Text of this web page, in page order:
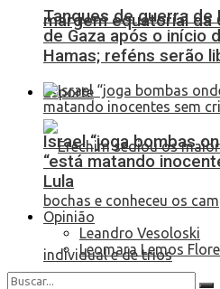
margem equatorial da
Esporte
Tanques de guerra de
de Gaza após o início
Hamas; reféns serão
Israel “joga bombas
“está matando
Lula
Opinião
Leandro Vesoloski
Leomara Lemos